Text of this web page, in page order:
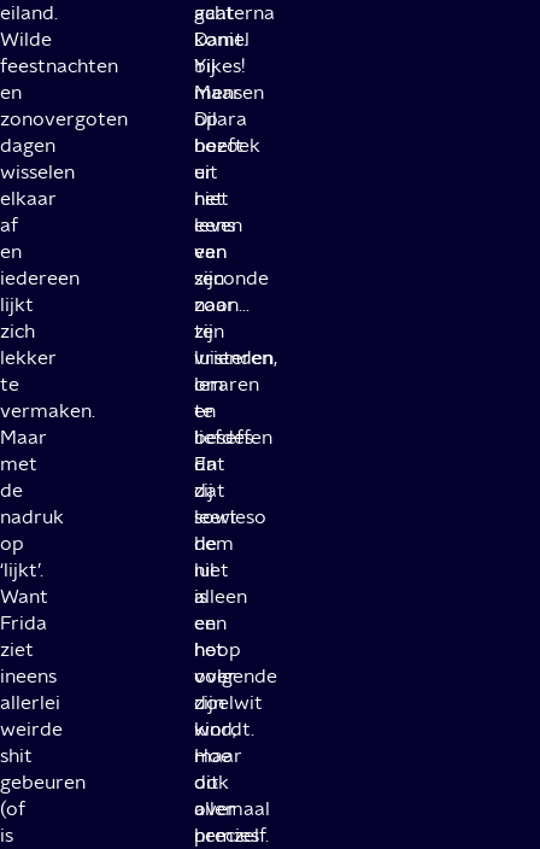
eiland.
Wilde
feestnachten
en
zonovergoten
dagen
wisselen
elkaar
af
en
iedereen
lijkt
zich
lekker
te
vermaken.
Maar
met
de
nadruk
op
‘lijkt’.
Want
Frida
ziet
ineens
allerlei
weirde
shit
gebeuren
(of
is
achterna
komt.
Yikes!
Maar
Dilara
hoeft
er
niet
eens
een
seconde
naar
te
luisteren
om
te
beseffen
dat
zij
sowieso
de
lul
is
en
het
volgende
doelwit
wordt.
Hoe
dit
allemaal
precies
gaat
Daniel
bij
mensen
op
bezoek
uit
het
leven
van
zijn
zoon…
zijn
vrienden,
leraren
en
liefdes.
En
dat
leert
hem
niet
alleen
een
hoop
over
zijn
kind,
maar
ook
over
hemzelf.